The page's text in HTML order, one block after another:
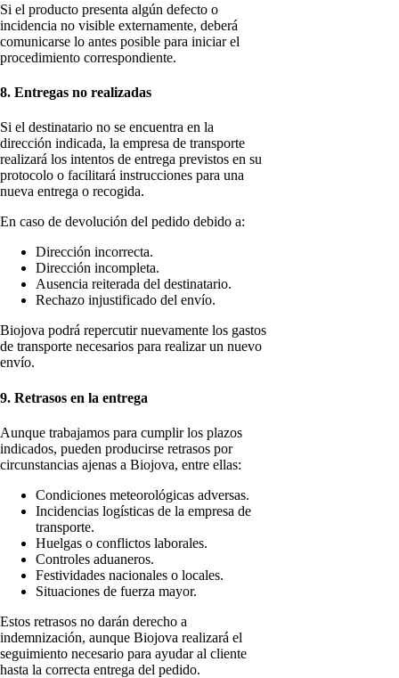
Si el producto presenta algún defecto o
incidencia no visible externamente, deberá
comunicarse lo antes posible para iniciar el
procedimiento correspondiente.
8. Entregas no realizadas
Si el destinatario no se encuentra en la
dirección indicada, la empresa de transporte
realizará los intentos de entrega previstos en su
protocolo o facilitará instrucciones para una
nueva entrega o recogida.
En caso de devolución del pedido debido a:
Dirección incorrecta.
Dirección incompleta.
Ausencia reiterada del destinatario.
Rechazo injustificado del envío.
Biojova podrá repercutir nuevamente los gastos
de transporte necesarios para realizar un nuevo
envío.
9. Retrasos en la entrega
Aunque trabajamos para cumplir los plazos
indicados, pueden producirse retrasos por
circunstancias ajenas a Biojova, entre ellas:
Condiciones meteorológicas adversas.
Incidencias logísticas de la empresa de
transporte.
Huelgas o conflictos laborales.
Controles aduaneros.
Festividades nacionales o locales.
Situaciones de fuerza mayor.
Estos retrasos no darán derecho a
indemnización, aunque Biojova realizará el
seguimiento necesario para ayudar al cliente
hasta la correcta entrega del pedido.